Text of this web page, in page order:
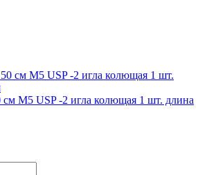
М5 USP -2 игла колющая 1 шт. длина